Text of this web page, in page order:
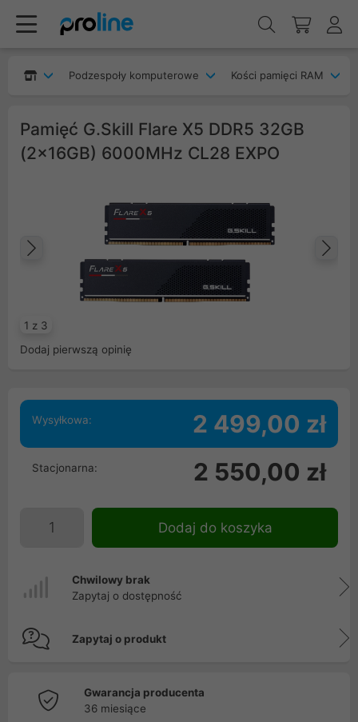
Podzespoły komputerowe Kości pamięci RAM
Pamięć G.Skill Flare X5 DDR5 32GB
(2x16GB) 6000MHz CL28 EXPO
1 z 3
Poprzedni
Dodaj pierwszą opinię
Wysyłkowa: 2 499,00 zł
Stacjonarna: 2 550,00 zł
Dodaj do koszyka
Chwilowy brak
Zapytaj o dostępność
Zapytaj o produkt
Gwarancja producenta
36 miesiące